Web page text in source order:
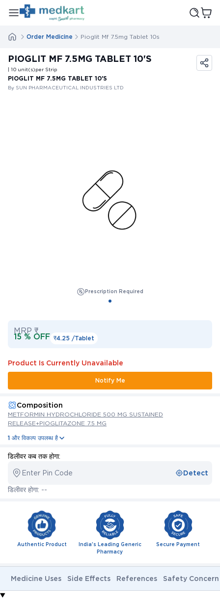
Order Medicine Pioglit Mf 7.5mg Tablet 10s
PIOGLIT MF 7.5MG TABLET 10'S
| 10 unit(s)per Strip
PIOGLIT MF 7.5MG TABLET 10'S
By SUN PHARMACEUTICAL INDUSTRIES LTD
Prescription Required
MRP ₹
15 % OFF ₹4.25 /Tablet
Product Is Currently Unavailable
Notify Me
Composition
METFORMIN HYDROCHLORIDE 500 MG SUSTAINED
RELEASE+PIOGLITAZONE 7.5 MG
1 और विकल्प उपलब्ध है
डिलीवर कब तक होगा:
Enter Pin Code Detect
डिलीवर होगा: --
Authentic Product
India's Leading Generic
Pharmacy
Secure Payment
Medicine Uses Side Effects References Safety Concern